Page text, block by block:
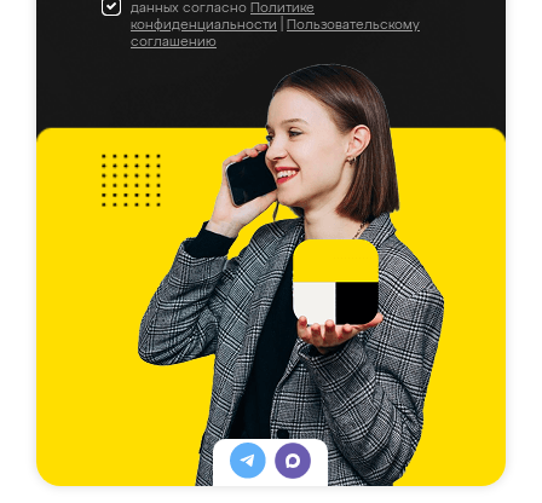
данных согласно Политике
конфиденциальности
Пользовательскому
соглашению